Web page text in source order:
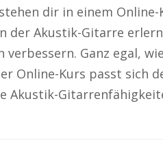
dir in einem
der Akustik-Gitarre
Ganz egal,
Online-Kurs passt sich
Akustik-